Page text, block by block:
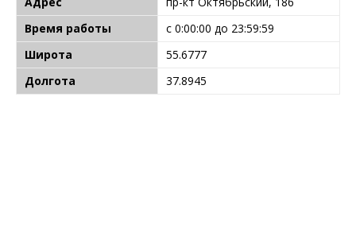
Время работы
с 0:00:00 до 23:59:59
Широта
55.6777
Долгота
37.8945